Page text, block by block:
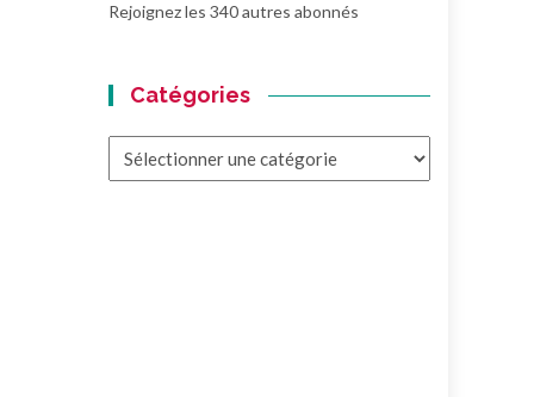
Rejoignez les 340 autres abonnés
Catégories